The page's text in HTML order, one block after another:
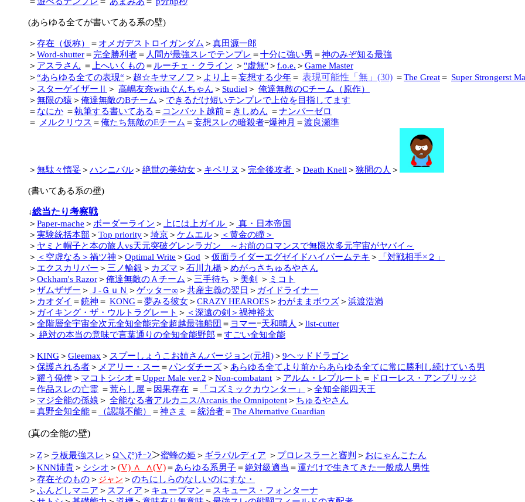
(あらゆる全てが書いてある系の壁)
＞ 存在（仮称） ＝ オメガデストロイガンダム ＞ 真田源一郎
＞ Word-shutter＝ 完全勝利者＝ 人間が最強スレでテンプレ ＝十分に強い男 ＝神のみぞ知る最強
＞ アスラさん ＝ 上へいくもの＝ ルーチェ・クライン ＞ "虚無"＞ f.o.e. ＞ Game Master
＞ “あらゆる全ての表現“ ＞ 超☆キサマノフ ＞ より上 ＝妄想する少年＝ 表現可能性「無」(30) ＝The Great＝ Super Strongerst
＞ スターゲイザーⅡ ＞ 高嶋友奈withぐんちゃん ＞ Studiel ＞ 俺達無敵のCチーム（原作）
＞ 無限の猿 ＞ 俺達無敵のBチーム ＞ できるだけ短いテンプレで上位を目指してます
＝ なにか ＝執筆する書いてある ＝ コンバット越前＝ きしめん ＝ナンバーゼロ
＝
メルクリウス ＝俺たち無敵のEチーム ＝妄想スレの暗殺者=爆神月 ＝渡良瀬準
＞ 無駄々惰妥＞ ハンニバル＞ 絶世の美幼女＞ キペリヌ ＞ 完全後攻者 ＞ Death Knell ＞ 狭間の人 ＞
(書いてある系の壁)
↓総当たり考察戦
＞ Paper-mache ＞ ボーダーライン ＞ 上には上ガイル ＞ 真・日本帝国
＞ 実験統括本部 ＞ Top priority＞ 埼京＞ ケムエル＞ ＜黄金の瞳＞
＞ ヤミと帽子と本の旅人vs天元突破グレンラガン ～お前のロマンスで無限次多元宇宙がヤバイ～
＞ ＜空虚なる＞禍ツ神 ＞ Optimal Write ＞ God ＞ 仮面ライダーエグゼイドハイパームテキ ＞
「対戦相手×２」
＞ エクスカリバー ＞ 三ノ輪銀 ＞ カズマ ＞ 石川九楊＞ めがっさちゅるやさん
＞ Ockham's Razor＞ 俺達無敵のＡチーム ＞ 三手待ち ＞ 美剣 ＞ ミコト
＞ ザムザザー ＞ Ｊ-ＧｕＮ ＞ ゲッター∞ ＞ 共産主義の翌日 ＞ ガイドライナー
＞ カオダイ ＝銃神 ＝ KONG＝夢みる彼女＞ CRAZY HEAROES＞ わがままボウズ＞ 浜渡浩満
＞ ガイキング・ザ・ウルトラグレート ＞ ＜深遠の剣＞禍神裕太
＞ 全階層全宇宙全次元全知全能完全超越最強船団 ＝ ヨマー=天和晴人 ＞ list-cutter
＞ 絶対の本当の意味で言葉通りの全知全能野郎 ＝すごい全知全能
＞ KING＞ Gleemax ＞ スプーしょうこお姉さんバージョン(元祖)＞ 9ヘッドドラゴン
＞ 保護される者＞ メアリー・スー ＝パンダチーズ＞ あらゆる全てより前からあらゆる全てに常に勝利し続けている男
＞ 耀う僥倖＞ マコトシシオ ＝Upper Male ver.2 ＞ Non-combatant ＞ アルム・レプルート ＝ ドローレス・アンブリッジ
＝作品スレの亡霊 ＝荒らし屋 ＝ 因果存在 ＝ 「コズミックカウンター」 ＞ 全知全能四天王
＞ マジ全能の孫娘 ＞ 全能なる者アルカニス/Arcanis the Omnipotent＞ ちゅるやさん
＝真野全知全能＝ （認識不能） ＝神さま ＝統治者＝The Alternative Guardian
(真の全能の壁)
＞ Z＞ ラ板最強スレ ＞ Ω＼ζ°)ﾁｰﾝ＞蜜蜂の姫 ＞ ギラパルディア ＞ プロレスラーと審判 ＞ おにゃんこたん
＞ KNN姉貴＞ シシオ ＞ (V) ∧_∧(V)＝ あらゆる系男子＝絶対級適当 ＝運だけで生きてきた一般成人男性
＞ 存在そのもの＞ ジャン ＞ のちにしらのなしいのにすな・
＞ ふんどしマニア ＞ スフィア ＞ キューブマン ＝ スキュース・フォンターナ